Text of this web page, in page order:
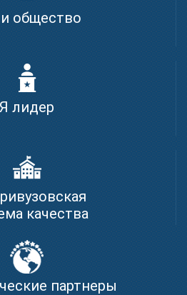
общество
Я лидер
качества
партнеры